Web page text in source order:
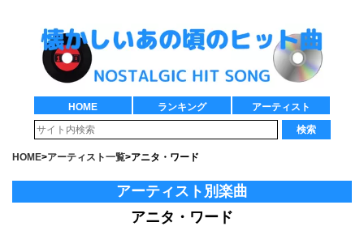
HOME ランキング
アーティスト
検索
HOME>アーティスト一覧>アニタ・ワード
アーティスト別楽曲
アニタ・ワード